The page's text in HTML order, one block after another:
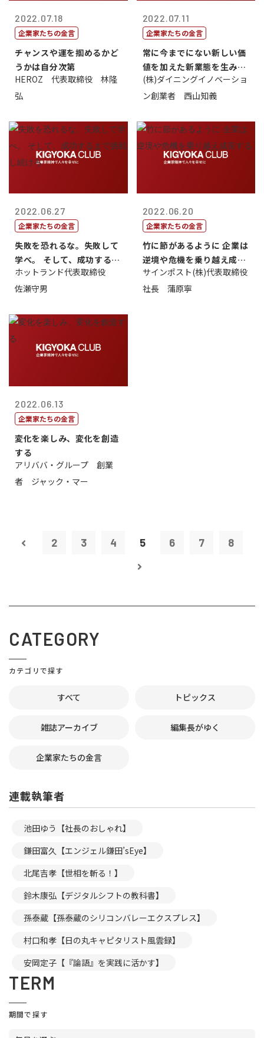
2022.07.18
企業家たちの金言
チャンスや運を掴めるかど
うかは自分次第
HEROZ 代表取締役 林隆
弘
2022.07.11
企業家たちの金言
常に今までにない新しい価
値を加えた新業態を生み出
すこと
(株)ダイニングイノベーショ
ン創業者 西山知義
2022.06.27
企業家たちの金言
失敗を恐れるな。失敗して
学べ。 そして、成功するま
で挑戦し続...
ホットランド代表取締役
佐瀬守男
2022.06.20
企業家たちの金言
竹に節があるように 企業は
逆境や危機を乗り越え成長
する
サインポスト(株)代表取締役
社長 蒲原寧
2022.06.13
企業家たちの金言
変化を楽しみ、変化を創造
する
アリババ・グループ 創業
者 ジャック・マー
2 3 4 5 6 7 8
CATEGORY
カテゴリで探す
すべて トピックス
雑誌アーカイブ 編集長がゆく
企業家たちの金言
連載執筆者
池田ゆう【社長のおしゃれ】
鎌田富久【エンジェル鎌田’sEye】
北尾吉孝【世相を斬る！】
鈴木康弘【デジタルシフトの教科書】
孫泰蔵【孫泰蔵のシリコンバレーエクスプレス】
村口和孝【日の丸キャピタリスト風雲録】
安岡定子【『論語』を実践に活かす】
TERM
期間で探す